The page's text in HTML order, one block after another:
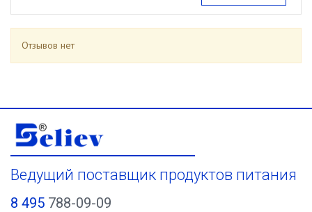
Отзывов нет
Ведущий поставщик продуктов питания
8 495 788-09-09